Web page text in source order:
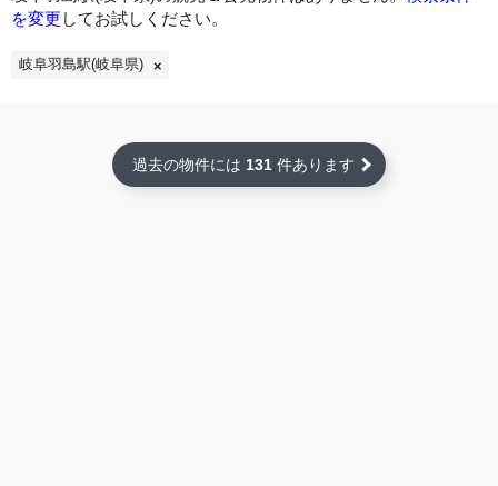
を変更 してお試しください。
岐阜羽島駅(岐阜県)
過去の物件には 131 件あります